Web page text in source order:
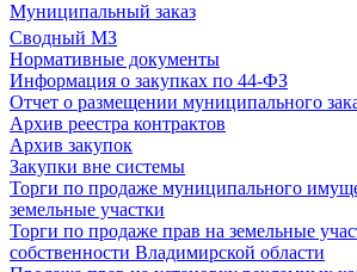
Муниципальный заказ
Сводный МЗ
Нормативные документы
Информация о закупках по 44-ФЗ
Отчет о размещении муниципального
Архив реестра контрактов
Архив закупок
Закупки вне системы
Торги по продаже муниципального
земельные участки
Торги по продаже прав на земельные
собственности Владимирской области